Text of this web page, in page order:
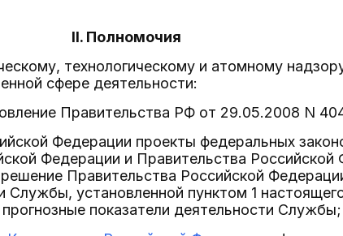
II. Полномочия
технологическому и атомному
сфере деятельности:
Правительства РФ от 29.05.2008 N
Федерации проекты федеральных
Федерации и Правительства Российской
Правительства Российской
Службы, установленной пунктом 1
показатели деятельности Службы;